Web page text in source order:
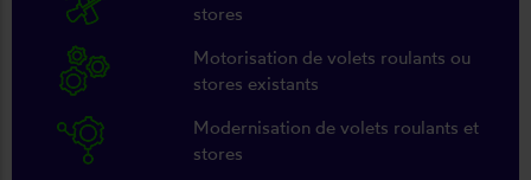
stores
Motorisation de volets roulants ou
stores existants
Modernisation de volets roulants et
stores